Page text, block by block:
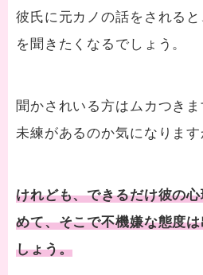
彼氏に元カノの話をされる
を聞きたくなるでしょう。
聞かされいる方はムカつき
未練があるのか気になります
けれども、できるだけ彼の
めて、そこで不機嫌な態度
しょう。